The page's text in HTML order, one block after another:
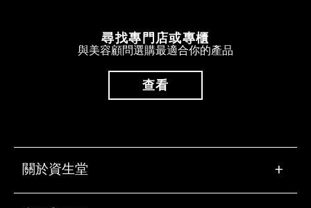
尋找專門店或專櫃
與美容顧問選購最適合你的產品
查看
關於資生堂 +